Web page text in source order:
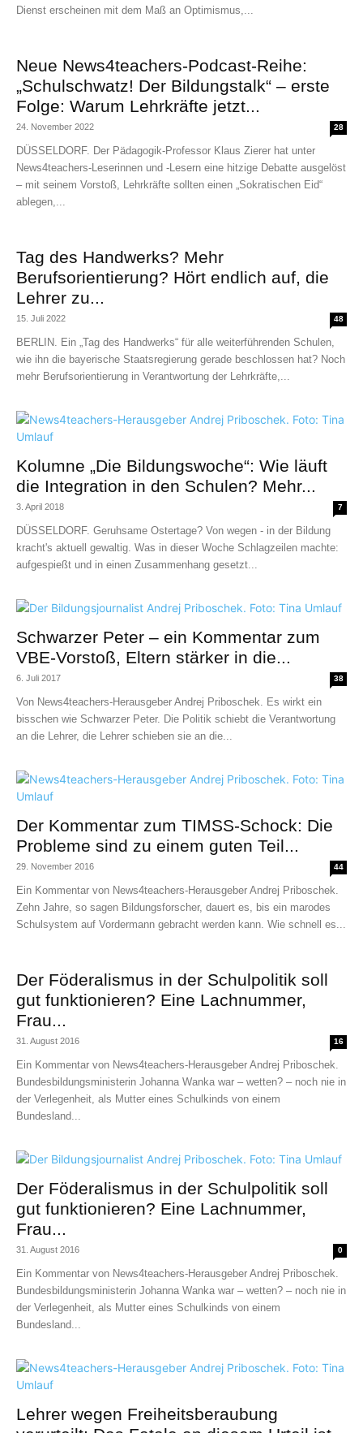
Dienst erscheinen mit dem Maß an Optimismus,...
Neue News4teachers-Podcast-Reihe:
„Schulschwatz! Der Bildungstalk“ – erste
Folge: Warum Lehrkräfte jetzt...
24. November 2022 28
DÜSSELDORF. Der Pädagogik-Professor Klaus Zierer hat unter
News4teachers-Leserinnen und -Lesern eine hitzige Debatte ausgelöst
– mit seinem Vorstoß, Lehrkräfte sollten einen „Sokratischen Eid“
ablegen,...
Tag des Handwerks? Mehr
Berufsorientierung? Hört endlich auf, die
Lehrer zu...
15. Juli 2022 48
BERLIN. Ein „Tag des Handwerks“ für alle weiterführenden Schulen,
wie ihn die bayerische Staatsregierung gerade beschlossen hat? Noch
mehr Berufsorientierung in Verantwortung der Lehrkräfte,...
Kolumne „Die Bildungswoche“: Wie läuft
die Integration in den Schulen? Mehr...
3. April 2018 7
DÜSSELDORF. Geruhsame Ostertage? Von wegen - in der Bildung
kracht's aktuell gewaltig. Was in dieser Woche Schlagzeilen machte:
aufgespießt und in einen Zusammenhang gesetzt...
Schwarzer Peter – ein Kommentar zum
VBE-Vorstoß, Eltern stärker in die...
6. Juli 2017 38
Von News4teachers-Herausgeber Andrej Priboschek. Es wirkt ein
bisschen wie Schwarzer Peter. Die Politik schiebt die Verantwortung
an die Lehrer, die Lehrer schieben sie an die...
Der Kommentar zum TIMSS-Schock: Die
Probleme sind zu einem guten Teil...
29. November 2016 44
Ein Kommentar von News4teachers-Herausgeber Andrej Priboschek.
Zehn Jahre, so sagen Bildungsforscher, dauert es, bis ein marodes
Schulsystem auf Vordermann gebracht werden kann. Wie schnell es...
Der Föderalismus in der Schulpolitik soll
gut funktionieren? Eine Lachnummer,
Frau...
31. August 2016 16
Ein Kommentar von News4teachers-Herausgeber Andrej Priboschek.
Bundesbildungsministerin Johanna Wanka war – wetten? – noch nie in
der Verlegenheit, als Mutter eines Schulkinds von einem
Bundesland...
Der Föderalismus in der Schulpolitik soll
gut funktionieren? Eine Lachnummer,
Frau...
31. August 2016 0
Ein Kommentar von News4teachers-Herausgeber Andrej Priboschek.
Bundesbildungsministerin Johanna Wanka war – wetten? – noch nie in
der Verlegenheit, als Mutter eines Schulkinds von einem
Bundesland...
Lehrer wegen Freiheitsberaubung